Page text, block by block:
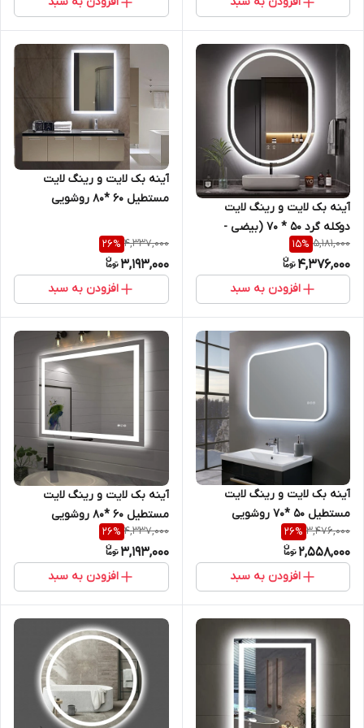
آینه بک لایت و رینگ لایت
دوکله گرد 50 * 70 (بیضی -
کپسولی) با قابلیت تاچ و ضد
بخار روشویی سرویس بهداشتی
و اینه کنسول
5,181,000
15%
4,376,000
افزودن به سبد
آینه بک لایت و رینگ لایت
مستطیل 60 *80 روشویی
4,337,000
26%
3,193,000
افزودن به سبد
آینه بک لایت و رینگ لایت
مستطیل 50 *70 روشویی
سرویس بهداشتی و اینه کنسول
3,476,000
26%
2,558,000
افزودن به سبد
آینه بک لایت و رینگ لایت
مستطیل 60 *80 روشویی
سرویس بهداشتی و اینه کنسول
4,337,000
26%
3,193,000
افزودن به سبد